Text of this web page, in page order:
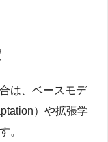
は、ベースモデ
）や拡張学
。